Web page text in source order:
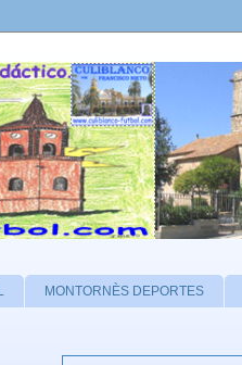
MONTORNÈS DEPORTES